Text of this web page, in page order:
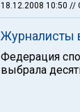
18.12.2008 10:50 //
Журналисты
Федерация
выбрала